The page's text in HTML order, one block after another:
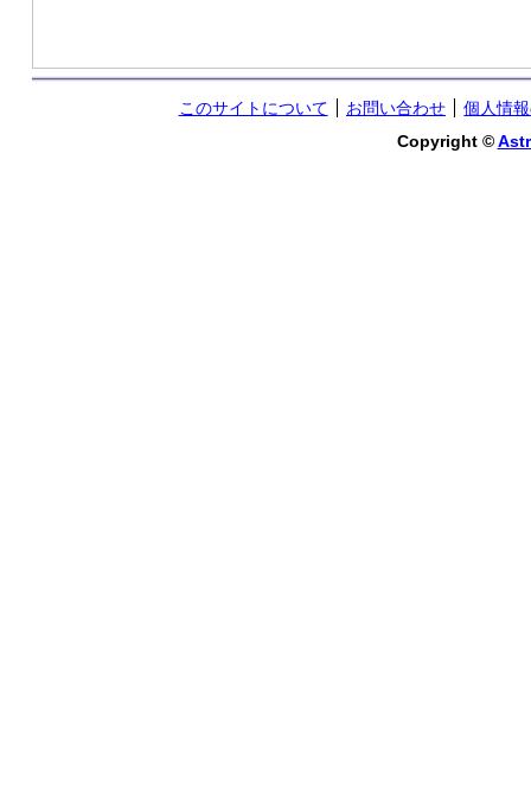
このサイトについて お問い合わせ
個人情
Copyright ©